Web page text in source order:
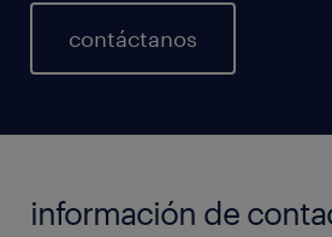
contáctanos
información de